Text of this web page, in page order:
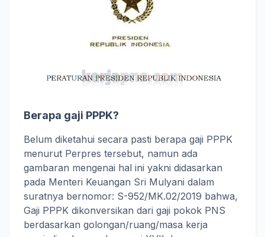
Berapa gaji PPPK?
Belum diketahui secara pasti berapa gaji PPPK
menurut Perpres tersebut, namun ada
gambaran mengenai hal ini yakni didasarkan
pada Menteri Keuangan Sri Mulyani dalam
suratnya bernomor: S-952/MK.02/2019 bahwa,
Gaji PPPK dikonversikan dari gaji pokok PNS
berdasarkan golongan/ruang/masa kerja